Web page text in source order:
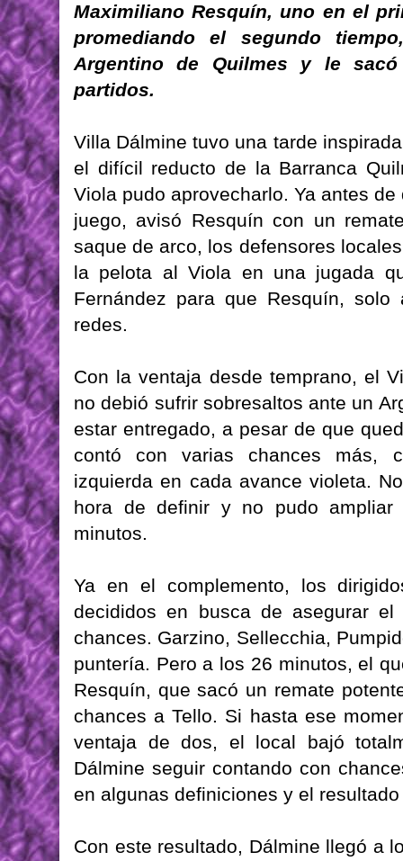
Maximiliano Resquín, uno en el
promediando el segundo
Argentino de Quilmes y le
partidos.
Villa Dálmine tuvo una tarde
el difícil reducto de la Barranca
Viola pudo aprovecharlo. Ya antes
juego, avisó Resquín con un
saque de arco, los defensores
la pelota al Viola en una jugada
Fernández para que Resquín,
redes.
Con la ventaja desde temprano, el
no debió sufrir sobresaltos ante un
estar entregado, a pesar de que
contó con varias chances más,
izquierda en cada avance violeta.
hora de definir y no pudo
minutos.
Ya en el complemento, los
decididos en busca de asegurar
chances. Garzino, Sellecchia,
puntería. Pero a los 26 minutos, el
Resquín, que sacó un remate
chances a Tello. Si hasta ese
ventaja de dos, el local bajó
Dálmine seguir contando con
en algunas definiciones y el
Con este resultado, Dálmine llegó a